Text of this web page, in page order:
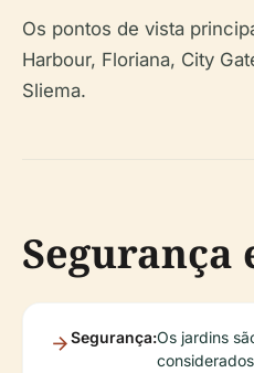
Os pontos de vista
Harbour, Floriana, City
Sliema.
Segurança
Segurança:Os jardins